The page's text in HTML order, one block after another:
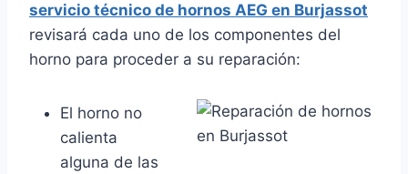
servicio técnico de hornos AEG en Burjassot
revisará cada uno de los componentes del
horno para proceder a su reparación:
El horno no
calienta
alguna de las